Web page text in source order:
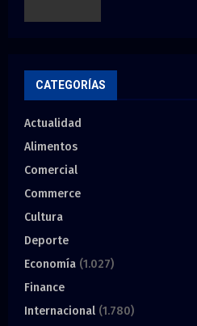
CATEGORÍAS
Actualidad
Alimentos
Comercial
Commerce
Cultura
Deporte
Economía (1.027)
Finance
Internacional (1.780)